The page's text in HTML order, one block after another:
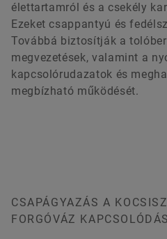
élettartamról és a csekély
Ezeket csappantyú és
Továbbá biztosítják a
megvezetések, valamint a
kapcsolórudazatok és
megbízható működését.
CSAPÁGYAZÁS A
FORGÓVÁZ